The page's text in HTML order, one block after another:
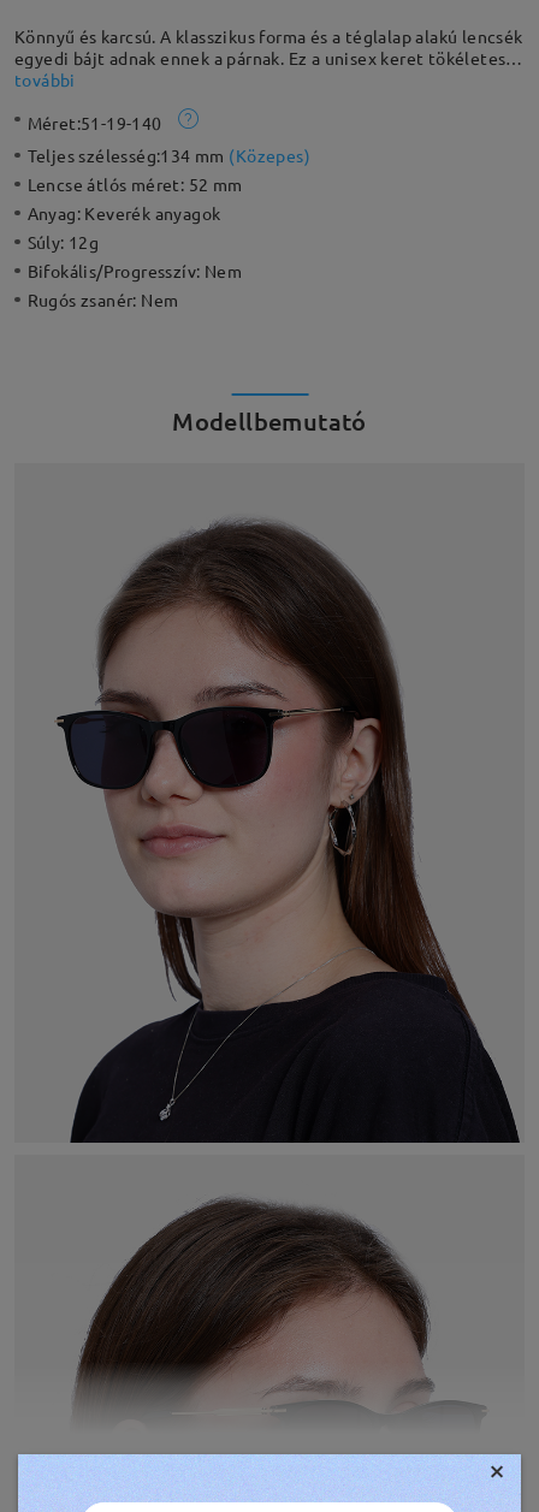
Könnyű és karcsú. A klasszikus forma és a téglalap alakú lencsék
egyedi bájt adnak ennek a párnak. Ez a unisex keret tökéletes
társ bármilyen napfényes kiránduláshoz, a túraösvénytől a
további
Méret:51-19-140
Teljes szélesség:134 mm (Közepes)
Lencse átlós méret: 52 mm
Anyag: Keverék anyagok
Súly: 12g
Bifokális/Progresszív: Nem
Rugós zsanér: Nem
Modellbemutató
TOVÁBBIAK MEGJELENÍTÉSE ×